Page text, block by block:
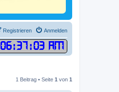
Anmelden
Registrieren
06:37:03 AM
1 Beitrag • Seite 1 von 1